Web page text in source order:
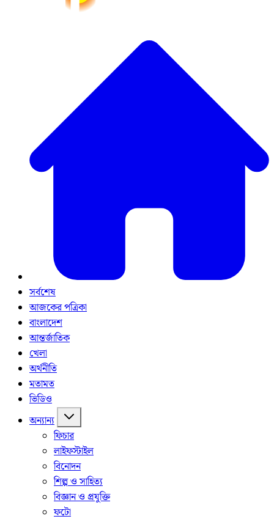
সর্বশেষ
আজকের পত্রিকা
বাংলাদেশ
আন্তর্জাতিক
খেলা
অর্থনীতি
মতামত
ভিডিও
অন্যান্য
ফিচার
লাইফস্টাইল
বিনোদন
শিল্প ও সাহিত্য
বিজ্ঞান ও প্রযুক্তি
ফটো